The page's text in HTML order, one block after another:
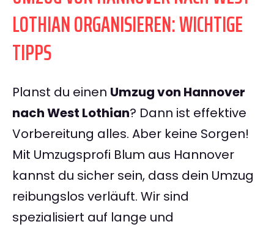
LOTHIAN ORGANISIEREN: WICHTIGE
TIPPS
Planst du einen Umzug von Hannover
nach West Lothian? Dann ist effektive
Vorbereitung alles. Aber keine Sorgen!
Mit Umzugsprofi Blum aus Hannover
kannst du sicher sein, dass dein Umzug
reibungslos verläuft. Wir sind
spezialisiert auf lange und